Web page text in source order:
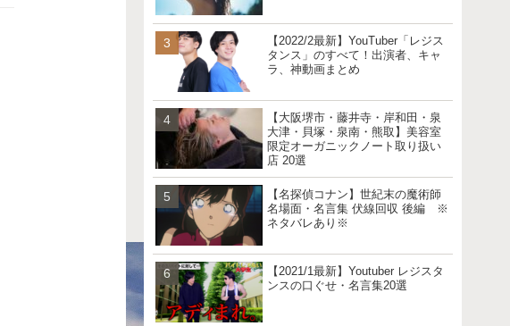
【2022/2最新】YouTuber「レジス
タンス」のすべて！出演者、キャ
ラ、神動画まとめ
【大阪堺市・藤井寺・岸和田・泉
大津・貝塚・泉南・熊取】美容室
限定オーガニックノート取り扱い
店 20選
【名探偵コナン】世紀末の魔術師
名場面・名言集 伏線回収 後編 ※
ネタバレあり※
【2021/1最新】Youtuber レジスタ
ンスの口ぐせ・名言集20選